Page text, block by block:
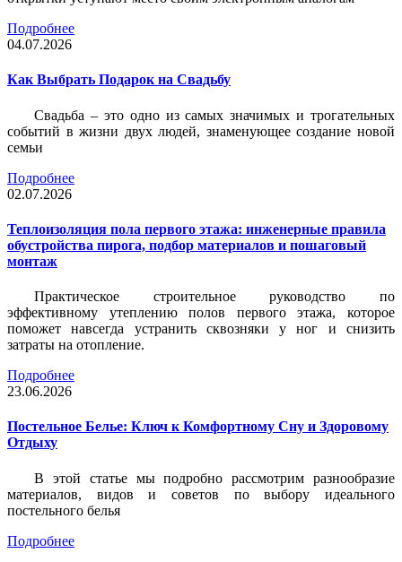
Подробнее
04.07.2026
Как Выбрать Подарок на Свадьбу
Свадьба – это одно из самых значимых и трогательных
событий в жизни двух людей, знаменующее создание новой
семьи
Подробнее
02.07.2026
Теплоизоляция пола первого этажа: инженерные правила
обустройства пирога, подбор материалов и пошаговый
монтаж
Практическое строительное руководство по
эффективному утеплению полов первого этажа, которое
поможет навсегда устранить сквозняки у ног и снизить
затраты на отопление.
Подробнее
23.06.2026
Постельное Белье: Ключ к Комфортному Сну и Здоровому
Отдыху
В этой статье мы подробно рассмотрим разнообразие
материалов, видов и советов по выбору идеального
постельного белья
Подробнее